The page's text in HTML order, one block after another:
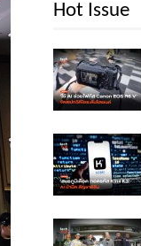
Hot Issue